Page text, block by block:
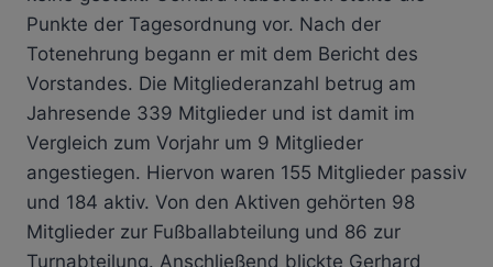
Punkte der Tagesordnung vor. Nach der
Totenehrung begann er mit dem Bericht des
Vorstandes. Die Mitgliederanzahl betrug am
Jahresende 339 Mitglieder und ist damit im
Vergleich zum Vorjahr um 9 Mitglieder
angestiegen. Hiervon waren 155 Mitglieder passiv
und 184 aktiv. Von den Aktiven gehörten 98
Mitglieder zur Fußballabteilung und 86 zur
Turnabteilung. Anschließend blickte Gerhard